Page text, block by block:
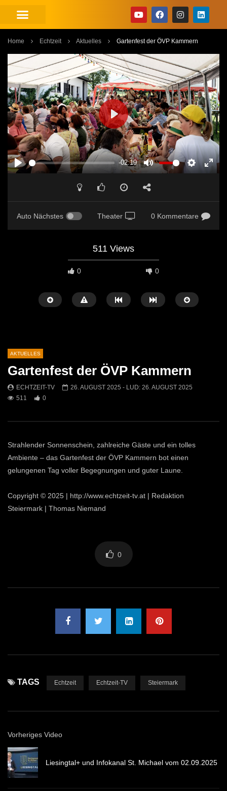
Home Echtzeit Aktuelles Gartenfest der ÖVP Kammern
PLAY
-02:19
MUTE SETTINGS
PLAY
Auto Nächstes Theater 0 Kommentare
511 Views
0 0
Leoben startet mit einem
591
0
AKTUELLES
Gartenfest der ÖVP Kammern
ECHTZEIT-TV 26. AUGUST 2025 - LUD: 26. AUGUST 2025
511
0
Strahlender Sonnenschein, zahlreiche Gäste und ein tolles
Ambiente – das Gartenfest der ÖVP Kammern bot einen
gelungenen Tag voller Begegnungen und guter Laune.
Copyright © 2025 | http://www.echtzeit-tv.at | Redaktion
Steiermark | Thomas Niemand
0
TAGS Echtzeit Echtzeit-TV Steiermark
Vorheriges Video
Liesingtal+ und Infokanal St. Michael vom 02.09.2025